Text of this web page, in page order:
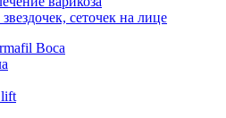
сеточек на лице
Boca